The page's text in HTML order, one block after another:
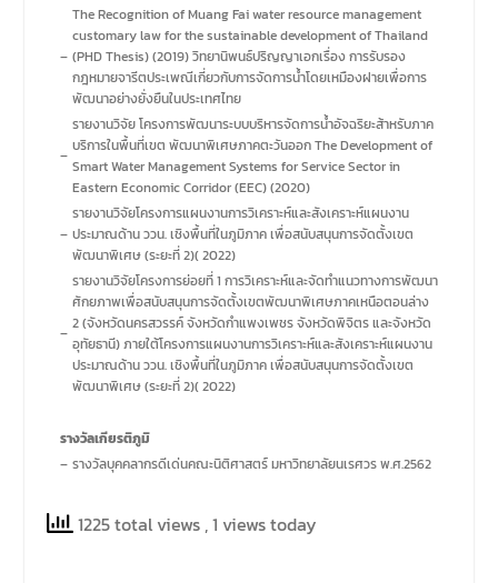
–
The Recognition of Muang Fai water resource management
customary law for the sustainable development of Thailand
(PHD Thesis) (2019) วิทยานิพนธ์ปริญญาเอกเรื่อง การรับรอง
กฎหมายจารีตประเพณีเกี่ยวกับการจัดการน้ำโดยเหมืองฝายเพื่อการ
พัฒนาอย่างยั่งยืนในประเทศไทย
–
รายงานวิจัย โครงการพัฒนาระบบบริหารจัดการน้ำอัจฉริยะส้าหรับภาค
บริการในพื้นที่เขต พัฒนาพิเศษภาคตะวันออก The Development of
Smart Water Management Systems for Service Sector in
Eastern Economic Corridor (EEC) (2020)
–
รายงานวิจัยโครงการแผนงานการวิเคราะห์และสังเคราะห์แผนงาน
ประมาณด้าน ววน. เชิงพื้นที่ในภูมิภาค เพื่อสนับสนุนการจัดตั้งเขต
พัฒนาพิเศษ (ระยะที่ 2)( 2022)
–
รายงานวิจัยโครงการย่อยที่ 1 การวิเคราะห์และจัดทำแนวทางการพัฒนา
ศักยภาพเพื่อสนับสนุนการจัดตั้งเขตพัฒนาพิเศษภาคเหนือตอนล่าง
2 (จังหวัดนครสวรรค์ จังหวัดกำแพงเพชร จังหวัดพิจิตร และจังหวัด
อุทัยธานี) ภายใต้โครงการแผนงานการวิเคราะห์และสังเคราะห์แผนงาน
ประมาณด้าน ววน. เชิงพื้นที่ในภูมิภาค เพื่อสนับสนุนการจัดตั้งเขต
พัฒนาพิเศษ (ระยะที่ 2)( 2022)
รางวัลเกียรติภูมิ
– รางวัลบุคคลากรดีเด่นคณะนิติศาสตร์ มหาวิทยาลัยนเรศวร พ.ศ.2562
1225 total views , 1 views today